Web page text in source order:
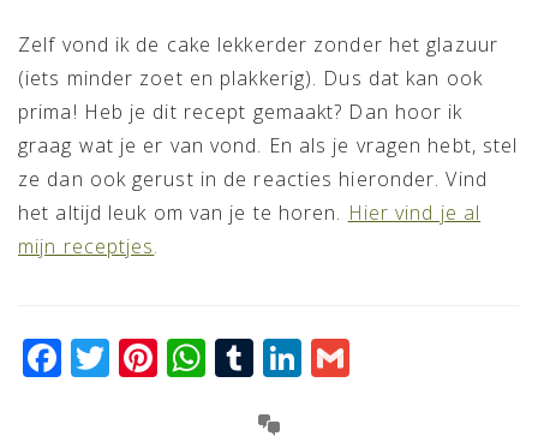
Zelf vond ik de cake lekkerder zonder het glazuur
(iets minder zoet en plakkerig). Dus dat kan ook
prima! Heb je dit recept gemaakt? Dan hoor ik
graag wat je er van vond. En als je vragen hebt, stel
ze dan ook gerust in de reacties hieronder. Vind
het altijd leuk om van je te horen. Hier vind je al
mijn receptjes.
Facebook
Twitter
Pinterest
WhatsApp
TumblrLinkedIn